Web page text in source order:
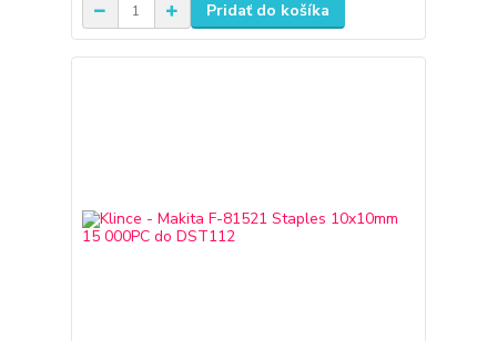
Pridať do košíka